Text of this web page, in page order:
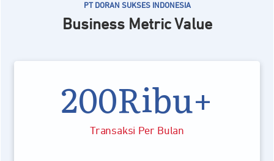
PT DORAN SUKSES INDONESIA
Business Metric Value
200Ribu+
Transaksi Per Bulan